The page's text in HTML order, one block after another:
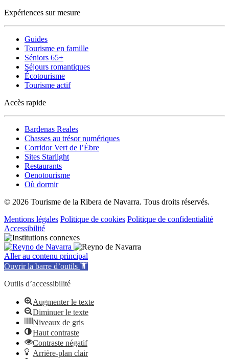
Expériences sur mesure
Guides
Tourisme en famille
Séniors 65+
Séjours romantiques
Écotourisme
Tourisme actif
Accès rapide
Bardenas Reales
Chasses au trésor numériques
Corridor Vert de l’Èbre
Sites Starlight
Restaurants
Oenotourisme
Où dormir
© 2026 Tourisme de la Ribera de Navarra. Tous droits réservés.
Mentions légales Politique de cookies Politique de confidentialité
Accessibilité
Aller au contenu principal
Ouvrir la barre d’outils
Outils d’accessibilité
Augmenter le texte
Diminuer le texte
Niveaux de gris
Haut contraste
Contraste négatif
Arrière-plan clair